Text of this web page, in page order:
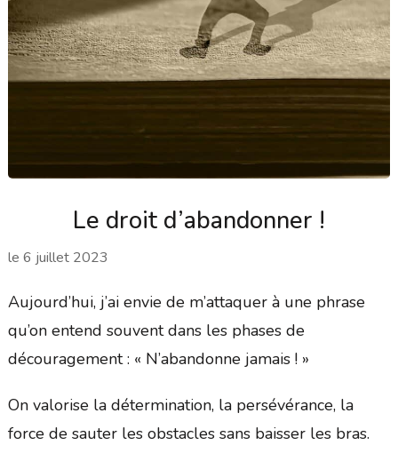
Le droit d’abandonner !
le 6 juillet 2023
Aujourd’hui, j’ai envie de m’attaquer à une phrase
qu’on entend souvent dans les phases de
découragement : « N’abandonne jamais ! »
On valorise la détermination, la persévérance, la
force de sauter les obstacles sans baisser les bras.